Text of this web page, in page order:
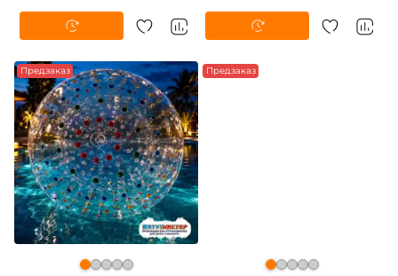
-5% Предзаказ -5% Предзаказ